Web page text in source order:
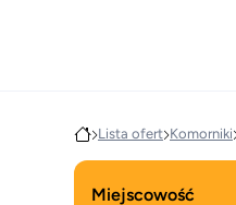
Lista ofert Komorniki
Miejscowość